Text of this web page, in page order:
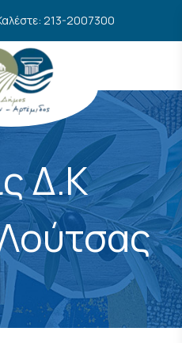
213-2007300
Δ.Κ